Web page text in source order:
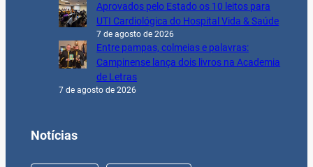
Aprovados pelo Estado os 10 leitos para
UTI Cardiológica do Hospital Vida & Saúde
7 de agosto de 2026
Entre pampas, colmeias e palavras:
Campinense lança dois livros na Academia
de Letras
7 de agosto de 2026
Notícias